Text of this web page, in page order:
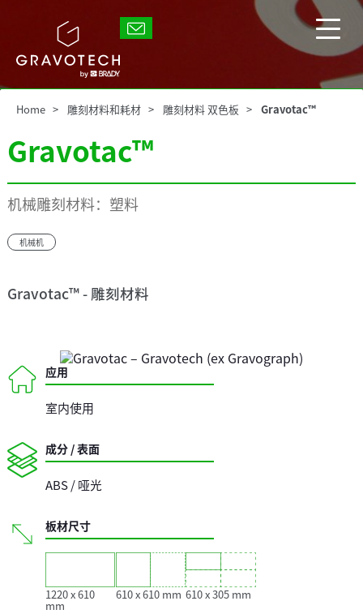
content
Gravotech
显
示/
隐
藏
Home 雕刻材料和耗材 雕刻材料 双色板 Gravotac™
Gravotac™
机械雕刻材料：塑料
机械机
Gravotac™ - 雕刻材料
应用
室内使用
成分 / 表面
ABS / 哑光
板材尺寸
1220 x 610
mm
610 x 610 mm 610 x 305 mm